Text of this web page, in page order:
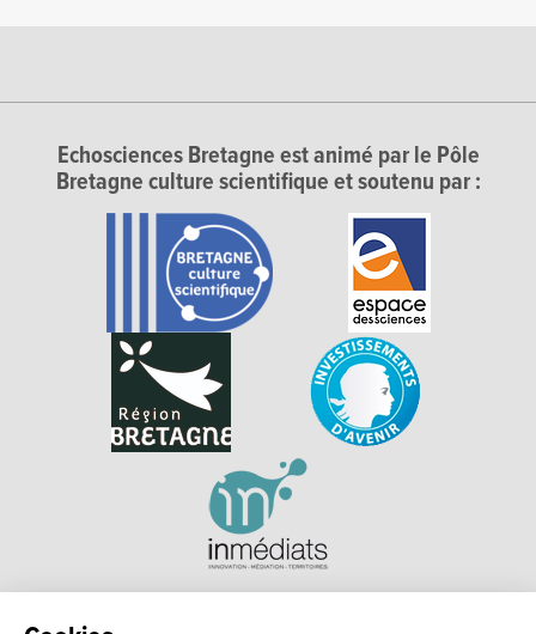
Echosciences Bretagne est animé par le Pôle
Bretagne culture scientifique et soutenu par :